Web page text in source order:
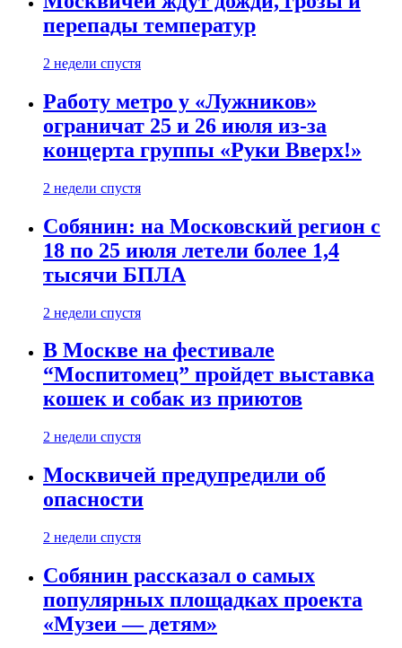
перепады температур
2 недели спустя
Работу метро у «Лужников»
ограничат 25 и 26 июля из-за
концерта группы «Руки Вверх!»
2 недели спустя
Собянин: на Московский регион с
18 по 25 июля летели более 1,4
тысячи БПЛА
2 недели спустя
В Москве на фестивале
“Моспитомец” пройдет выставка
кошек и собак из приютов
2 недели спустя
Москвичей предупредили об
опасности
2 недели спустя
Собянин рассказал о самых
популярных площадках проекта
«Музеи — детям»